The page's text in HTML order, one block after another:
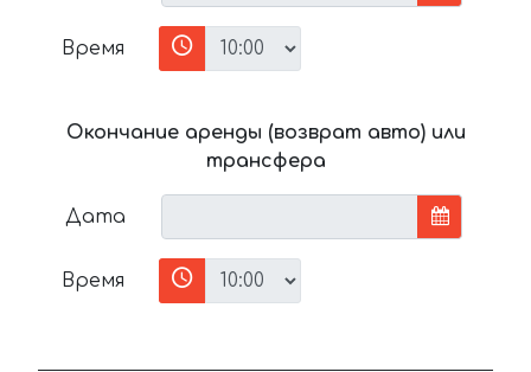
Время
Окончание аренды (возврат авто) или
трансфера
Дата
Время